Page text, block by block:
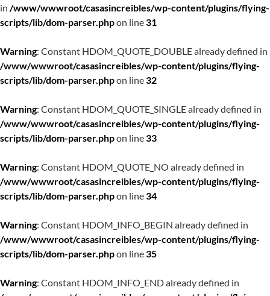
in /www/wwwroot/casasincreibles/wp-content/plugins/flying-
scripts/lib/dom-parser.phpon line31
Warning: Constant HDOM_QUOTE_DOUBLE already defined in
/www/wwwroot/casasincreibles/wp-content/plugins/flying-
scripts/lib/dom-parser.phpon line32
Warning: Constant HDOM_QUOTE_SINGLE already defined in
/www/wwwroot/casasincreibles/wp-content/plugins/flying-
scripts/lib/dom-parser.phpon line33
Warning: Constant HDOM_QUOTE_NO already defined in
/www/wwwroot/casasincreibles/wp-content/plugins/flying-
scripts/lib/dom-parser.phpon line34
Warning: Constant HDOM_INFO_BEGIN already defined in
/www/wwwroot/casasincreibles/wp-content/plugins/flying-
scripts/lib/dom-parser.phpon line35
Warning: Constant HDOM_INFO_END already defined in